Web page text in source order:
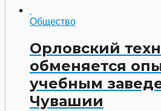
Общество
Орловский
обменяется
учебным
Чувашии